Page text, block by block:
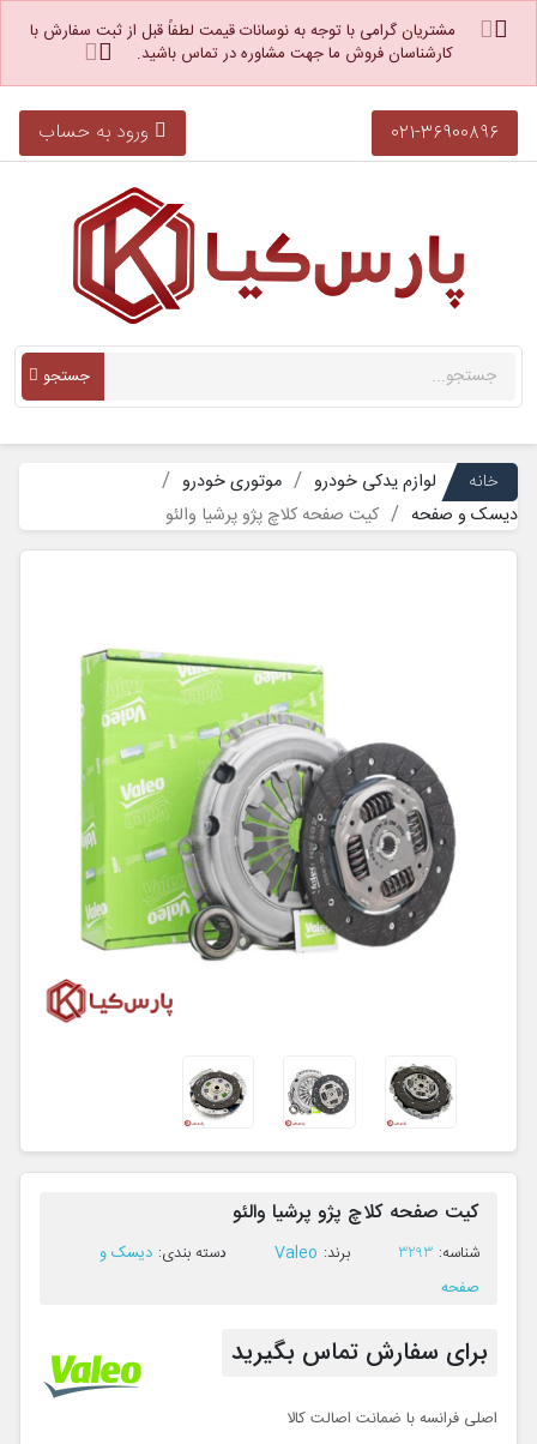
مشتریان گرامی با توجه به نوسانات قیمت لطفاً قبل از ثبت سفارش با
کارشناسان فروش ما جهت مشاوره در تماس باشید.
021-36900896 ورود به حساب
جستجو
خانه لوازم یدکی خودرو
موتوری خودرو
دیسک و صفحه
کیت صفحه کلاچ پژو پرشیا والئو
کیت صفحه کلاچ پژو پرشیا والئو
ﺷﻨﺎﺳﻪ: 3293 ﺑﺮﻧﺪ: Valeo ﺩﺳﺘﻪ ﺑﻨﺪی: دیسک و
صفحه
برای سفارش تماس بگیرید
اصلی فرانسه با ضمانت اصالت کالا